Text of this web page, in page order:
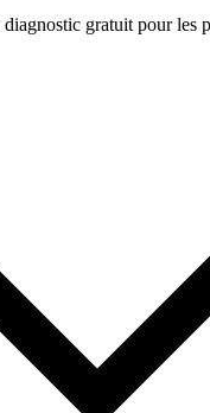
gratuit pour les